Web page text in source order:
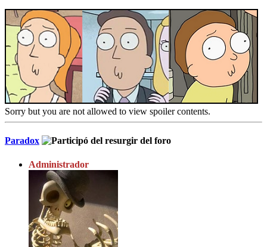
Sorry but you are not allowed to view spoiler contents.
Paradox
Administrador